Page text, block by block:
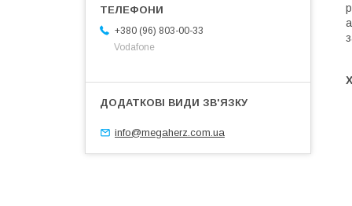
+380 (96) 803-00-33
Vodafone
info@megaherz.com.ua